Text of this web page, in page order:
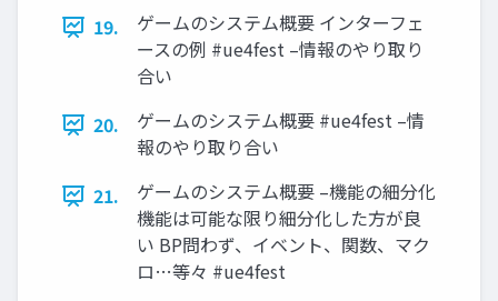
19.
ゲームのシステム概要 インターフェ
ースの例 #ue4fest –情報のやり取り
合い
20.
ゲームのシステム概要 #ue4fest –情
報のやり取り合い
21.
ゲームのシステム概要 –機能の細分化
機能は可能な限り細分化した方が良
い BP問わず、イベント、関数、マク
ロ…等々 #ue4fest